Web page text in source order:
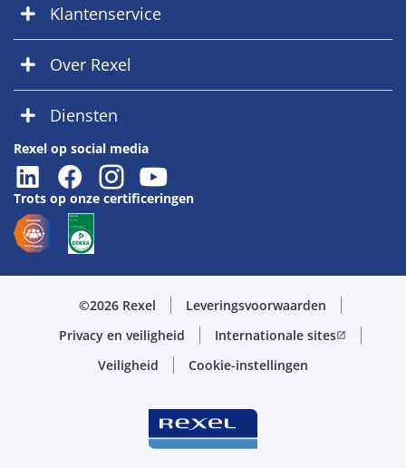
Klantenservice
Over Rexel
Diensten
Rexel op social media
Trots op onze certificeringen
©2026 Rexel
Leveringsvoorwaarden
Privacy en veiligheid
Internationale sitesopen_in_new
Veiligheid Cookie-instellingen